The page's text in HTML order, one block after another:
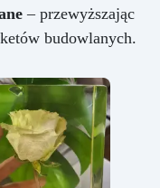
– przewyższając
budowlanych.